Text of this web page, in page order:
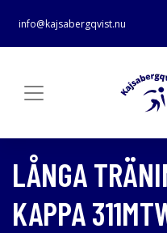
info@kajsabergqvist.nu
LÅNGA
KAPPA